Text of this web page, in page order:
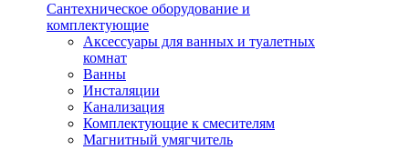
Сантехническое оборудование и
комплектующие
Аксессуары для ванных и туалетных
комнат
Ванны
Инсталяции
Канализация
Комплектующие к смесителям
Магнитный умягчитель